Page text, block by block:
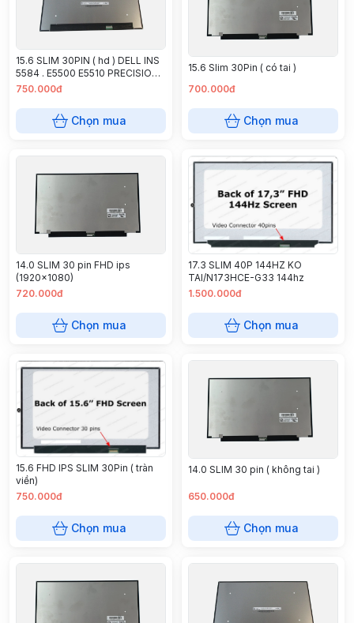
15.6 SLIM 30PIN ( hd ) DELL INS
5584 . E5500 E5510 PRECISION
15 3541 LATITUDE 15 3520 3530
750.000đ
Chọn mua
15.6 Slim 30Pin ( có tai )
700.000đ
Chọn mua
14.0 SLIM 30 pin FHD ips
(1920x1080)
720.000đ
Chọn mua
17.3 SLIM 40P 144HZ KO
TAI/N173HCE-G33 144hz
1.500.000đ
Chọn mua
15.6 FHD IPS SLIM 30Pin ( tràn
viền)
750.000đ
Chọn mua
14.0 SLIM 30 pin ( không tai )
650.000đ
Chọn mua